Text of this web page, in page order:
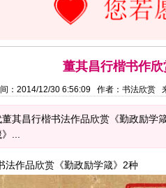
董其昌行楷书作欣
：2014/12/30 6:56:09 作者：书法欣赏
董其昌行楷书法作品欣赏《勤政励学
...
法作品欣赏《勤政励学箴》2种